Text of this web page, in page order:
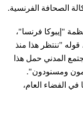
الصحافة الفرنسية.
"إيبوكا فرنسا"،
"ننتظر هذا منذ
المدني حمل هذا
ومسنودون".
الفضاء العام،